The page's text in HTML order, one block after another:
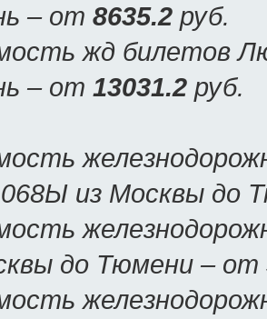
– от 8635.2 руб.
жд билетов
– от 13031.2 руб.
068Ы из Москвы до
до Тюмени – от